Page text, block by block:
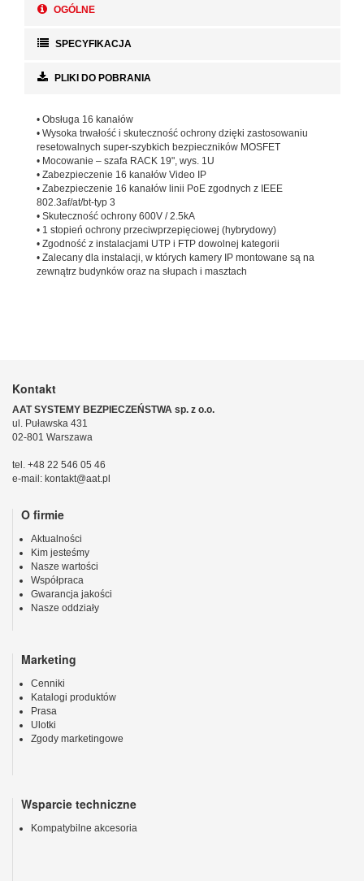
OGÓLNE
SPECYFIKACJA
PLIKI DO POBRANIA
• Obsługa 16 kanałów
• Wysoka trwałość i skuteczność ochrony dzięki zastosowaniu
resetowalnych super-szybkich bezpieczników MOSFET
• Mocowanie – szafa RACK 19", wys. 1U
• Zabezpieczenie 16 kanałów Video IP
• Zabezpieczenie 16 kanałów linii PoE zgodnych z IEEE
802.3af/at/bt-typ 3
• Skuteczność ochrony 600V / 2.5kA
• 1 stopień ochrony przeciwprzepięciowej (hybrydowy)
• Zgodność z instalacjami UTP i FTP dowolnej kategorii
• Zalecany dla instalacji, w których kamery IP montowane są na
zewnątrz budynków oraz na słupach i masztach
Kontakt
AAT SYSTEMY BEZPIECZEŃSTWA sp. z o.o.
ul. Puławska 431
02-801 Warszawa
tel. +48 22 546 05 46
e-mail: kontakt@aat.pl
O firmie
Aktualności
Kim jesteśmy
Nasze wartości
Współpraca
Gwarancja jakości
Nasze oddziały
Marketing
Cenniki
Katalogi produktów
Prasa
Ulotki
Zgody marketingowe
Wsparcie techniczne
Kompatybilne akcesoria